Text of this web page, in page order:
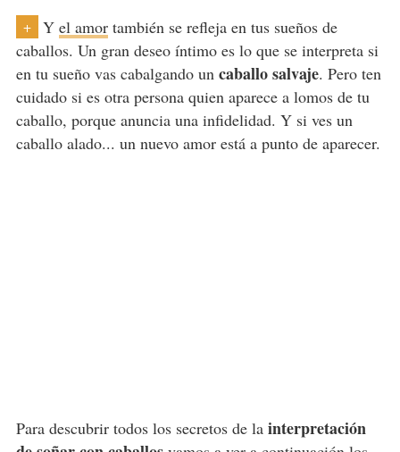
+ Y el amortambién se refleja en tus sueños de
caballos. Un gran deseo íntimo es lo que se interpreta si
en tu sueño vas cabalgando un caballo salvaje. Pero ten
cuidado si es otra persona quien aparece a lomos de tu
caballo, porque anuncia una infidelidad. Y si ves un
caballo alado... un nuevo amor está a punto de aparecer.
Para descubrir todos los secretos de lainterpretación